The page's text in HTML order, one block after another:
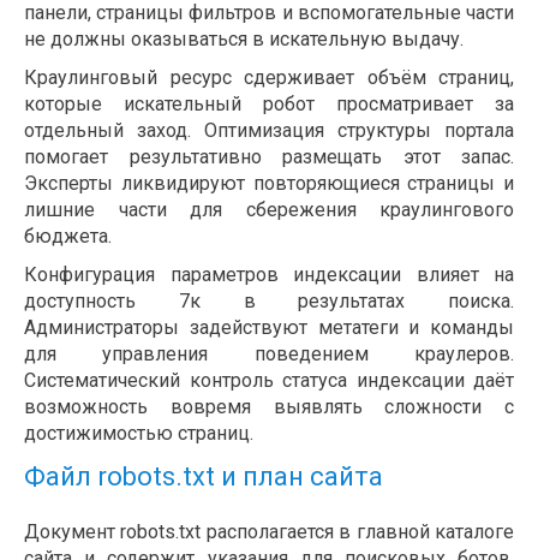
панели, страницы фильтров и вспомогательные части
не должны оказываться в искательную выдачу.
Краулинговый ресурс сдерживает объём страниц,
которые искательный робот просматривает за
отдельный заход. Оптимизация структуры портала
помогает результативно размещать этот запас.
Эксперты ликвидируют повторяющиеся страницы и
лишние части для сбережения краулингового
бюджета.
Конфигурация параметров индексации влияет на
доступность 7к в результатах поиска.
Администраторы задействуют метатеги и команды
для управления поведением краулеров.
Систематический контроль статуса индексации даёт
возможность вовремя выявлять сложности с
достижимостью страниц.
Файл robots.txt и план сайта
Документ robots.txt располагается в главной каталоге